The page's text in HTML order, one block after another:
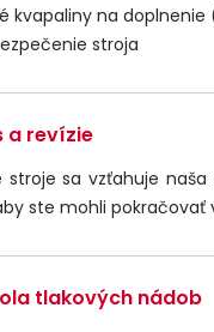
kvapaliny na
stroja
a revízie
stroje sa vzťahuje naša
ste mohli pokračovať
tlakových nádob